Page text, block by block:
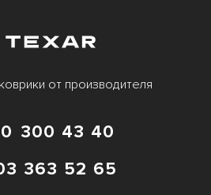
от производителя
300 43 40
363 52 65